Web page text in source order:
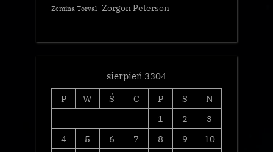
Zemina Torval Zorgon Peterson
sierpień 3304
P
W Ś C P S
N
1
2
3
4
5 6 7 8 9
10